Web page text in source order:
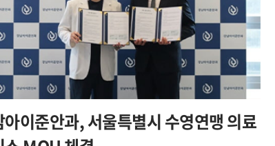
아이준안과, 서울특별시 수영연맹 의료